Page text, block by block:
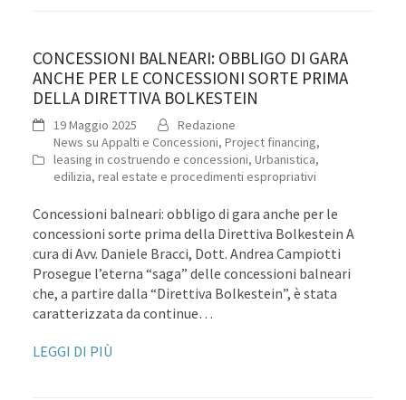
CONCESSIONI BALNEARI: OBBLIGO DI GARA
ANCHE PER LE CONCESSIONI SORTE PRIMA
DELLA DIRETTIVA BOLKESTEIN
19 Maggio 2025
Redazione
News su Appalti e Concessioni, Project financing,
leasing in costruendo e concessioni, Urbanistica,
edilizia, real estate e procedimenti espropriativi
Concessioni balneari: obbligo di gara anche per le
concessioni sorte prima della Direttiva Bolkestein A
cura di Avv. Daniele Bracci, Dott. Andrea Campiotti
Prosegue l’eterna “saga” delle concessioni balneari
che, a partire dalla “Direttiva Bolkestein”, è stata
caratterizzata da continue…
LEGGI DI PIÙ